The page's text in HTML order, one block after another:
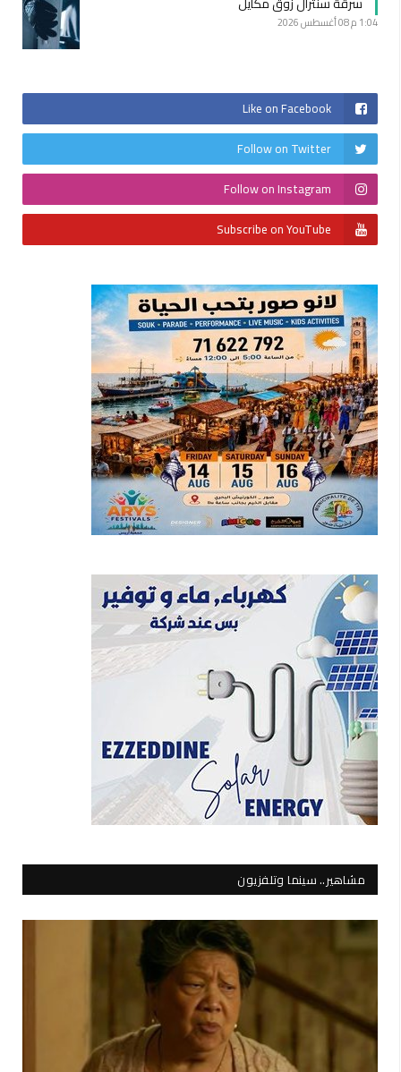
1:04 م 08 أغسطس 2026
Like on Facebook
Follow on Twitter
Follow on Instagram
Subscribe on YouTube
مشاهير.. سينما وتلفزيون